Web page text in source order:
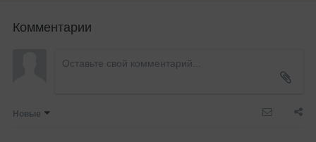
Комментарии
Новые